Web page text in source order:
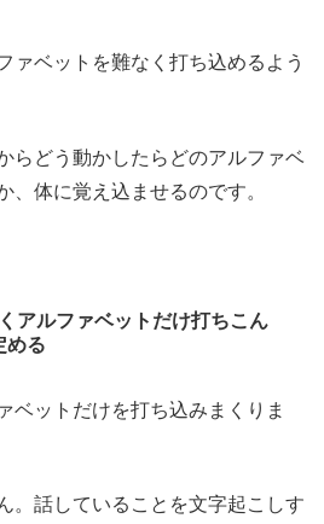
ァベットを難なく打ち込めるよう
らどう動かしたらどのアルファベ
、体に覚え込ませるのです。
アルファベットだけ打ちこん
める
ベットだけを打ち込みまくりま
。話していることを文字起こしす